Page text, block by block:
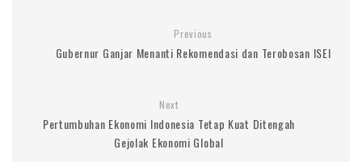
Previous
Gubernur Ganjar Menanti Rekomendasi dan Terobosan ISEI
Next
Pertumbuhan Ekonomi Indonesia Tetap Kuat Ditengah
Gejolak Ekonomi Global